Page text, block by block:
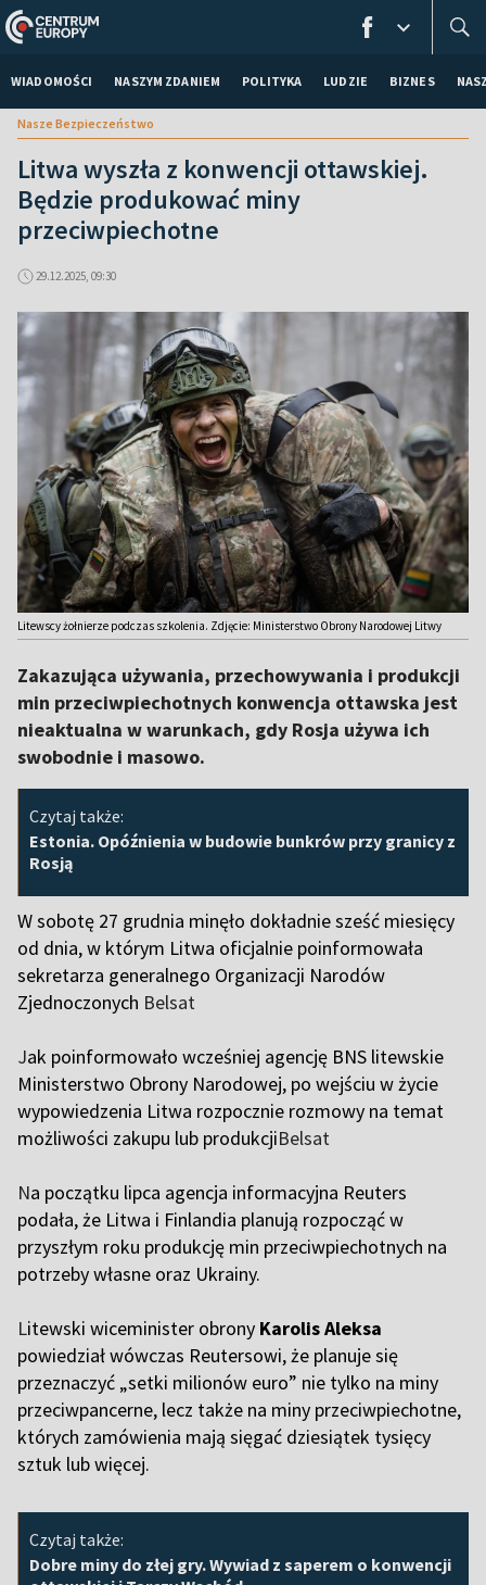
WIADOMOŚCI NASZYM ZDANIEM POLITYKA LUDZIE BIZNES
Nasze Bezpieczeństwo
Litwa wyszła z konwencji ottawskiej.
Będzie produkować miny
przeciwpiechotne
29.12.2025, 09:30
Litewscy żołnierze podczas szkolenia. Zdjęcie: Ministerstwo Obrony Narodowej Litwy
Zakazująca używania, przechowywania i produkcji
min przeciwpiechotnych konwencja ottawska jest
nieaktualna w warunkach, gdy Rosja używa ich
swobodnie i masowo.
Czytaj także:
Estonia. Opóźnienia w budowie bunkrów przy granicy z
Rosją
W sobotę 27 grudnia minęło dokładnie sześć miesięcy
od dnia, w którym Litwa oficjalnie poinformowała
sekretarza generalnego Organizacji Narodów
Zjednoczonych Belsat
Jak poinformowało wcześniej agencję BNS litewskie
Ministerstwo Obrony Narodowej, po wejściu w życie
wypowiedzenia Litwa rozpocznie rozmowy na temat
możliwości zakupu lub produkcjiBelsat
Na początku lipca agencja informacyjna Reuters
podała, że Litwa i Finlandia planują rozpocząć w
przyszłym roku produkcję min przeciwpiechotnych na
potrzeby własne oraz Ukrainy.
Litewski wiceminister obrony Karolis Aleksa
powiedział wówczas Reutersowi, że planuje się
przeznaczyć „setki milionów euro” nie tylko na miny
przeciwpancerne, lecz także na miny przeciwpiechotne,
których zamówienia mają sięgać dziesiątek tysięcy
sztuk lub więcej.
Czytaj także:
Dobre miny do złej gry. Wywiad z saperem o konwencji